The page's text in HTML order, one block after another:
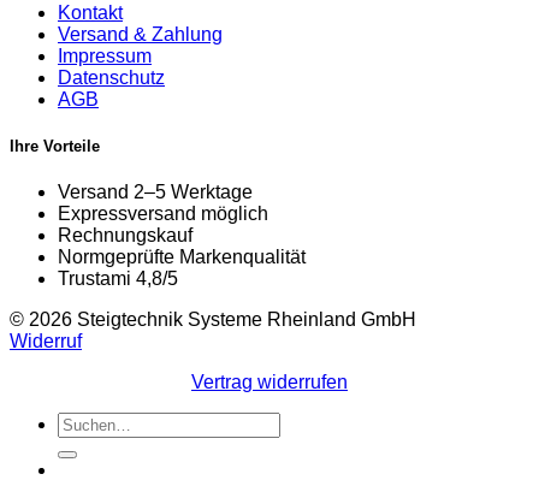
Kontakt
Versand & Zahlung
Impressum
Datenschutz
AGB
Ihre Vorteile
Versand 2–5 Werktage
Expressversand möglich
Rechnungskauf
Normgeprüfte Markenqualität
Trustami 4,8/5
© 2026 Steigtechnik Systeme Rheinland GmbH
Widerruf
Vertrag widerrufen
Suchen
nach: